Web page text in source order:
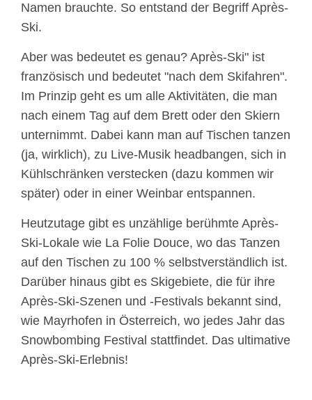
Namen brauchte. So entstand der Begriff Après-
Ski.
Aber was bedeutet es genau? Après-Ski" ist
französisch und bedeutet "nach dem Skifahren".
Im Prinzip geht es um alle Aktivitäten, die man
nach einem Tag auf dem Brett oder den Skiern
unternimmt. Dabei kann man auf Tischen tanzen
(ja, wirklich), zu Live-Musik headbangen, sich in
Kühlschränken verstecken (dazu kommen wir
später) oder in einer Weinbar entspannen.
Heutzutage gibt es unzählige berühmte Après-
Ski-Lokale wie La Folie Douce, wo das Tanzen
auf den Tischen zu 100 % selbstverständlich ist.
Darüber hinaus gibt es Skigebiete, die für ihre
Après-Ski-Szenen und -Festivals bekannt sind,
wie Mayrhofen in Österreich, wo jedes Jahr das
Snowbombing Festival stattfindet. Das ultimative
Après-Ski-Erlebnis!